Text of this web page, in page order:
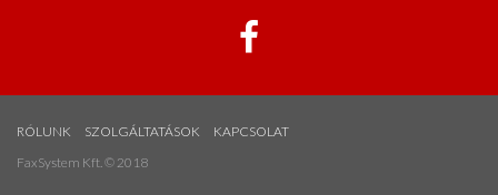
RÓLUNK SZOLGÁLTATÁSOK
KAPCSOLAT
FaxSystem Kft. © 2018